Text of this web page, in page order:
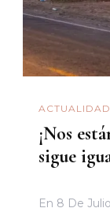
ACTUALIDAD
¡Nos
sigue
En 8 De